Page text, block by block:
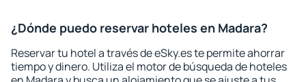
¿Dónde puedo reservar hoteles en Madara?
Reservar tu hotel a través de eSky.es te permite ahorrar
tiempo y dinero. Utiliza el motor de búsqueda de hoteles